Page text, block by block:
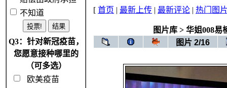
不知道
Q3：针对新冠疫苗，
您愿意接种哪里的
（可多选）
欧美疫苗
[ 首页 | 最新上传 | 最新评论 | 热门图
图片库 > 华姐008易
图片 2/16